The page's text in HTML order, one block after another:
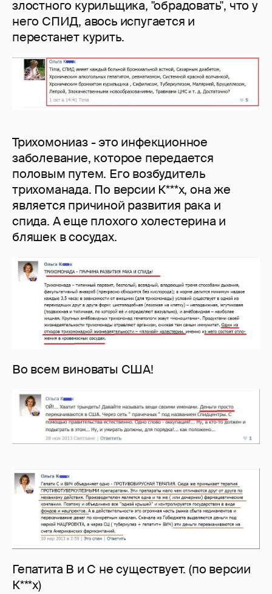
злостного курильщика, "обрадовать", что у
него СПИД, авось испугается и
перестанет курить.
Трихомониаз - это инфекционное
заболевание, которое передается
половым путем. Его возбудитель
трихоманада. По версии К***х, она же
является причиной развития рака и
спида. А еще плохого холестерина и
бляшек в сосудах.
Во всем виноваты США!
Гепатита В и С не существует. (по версии
К***х)